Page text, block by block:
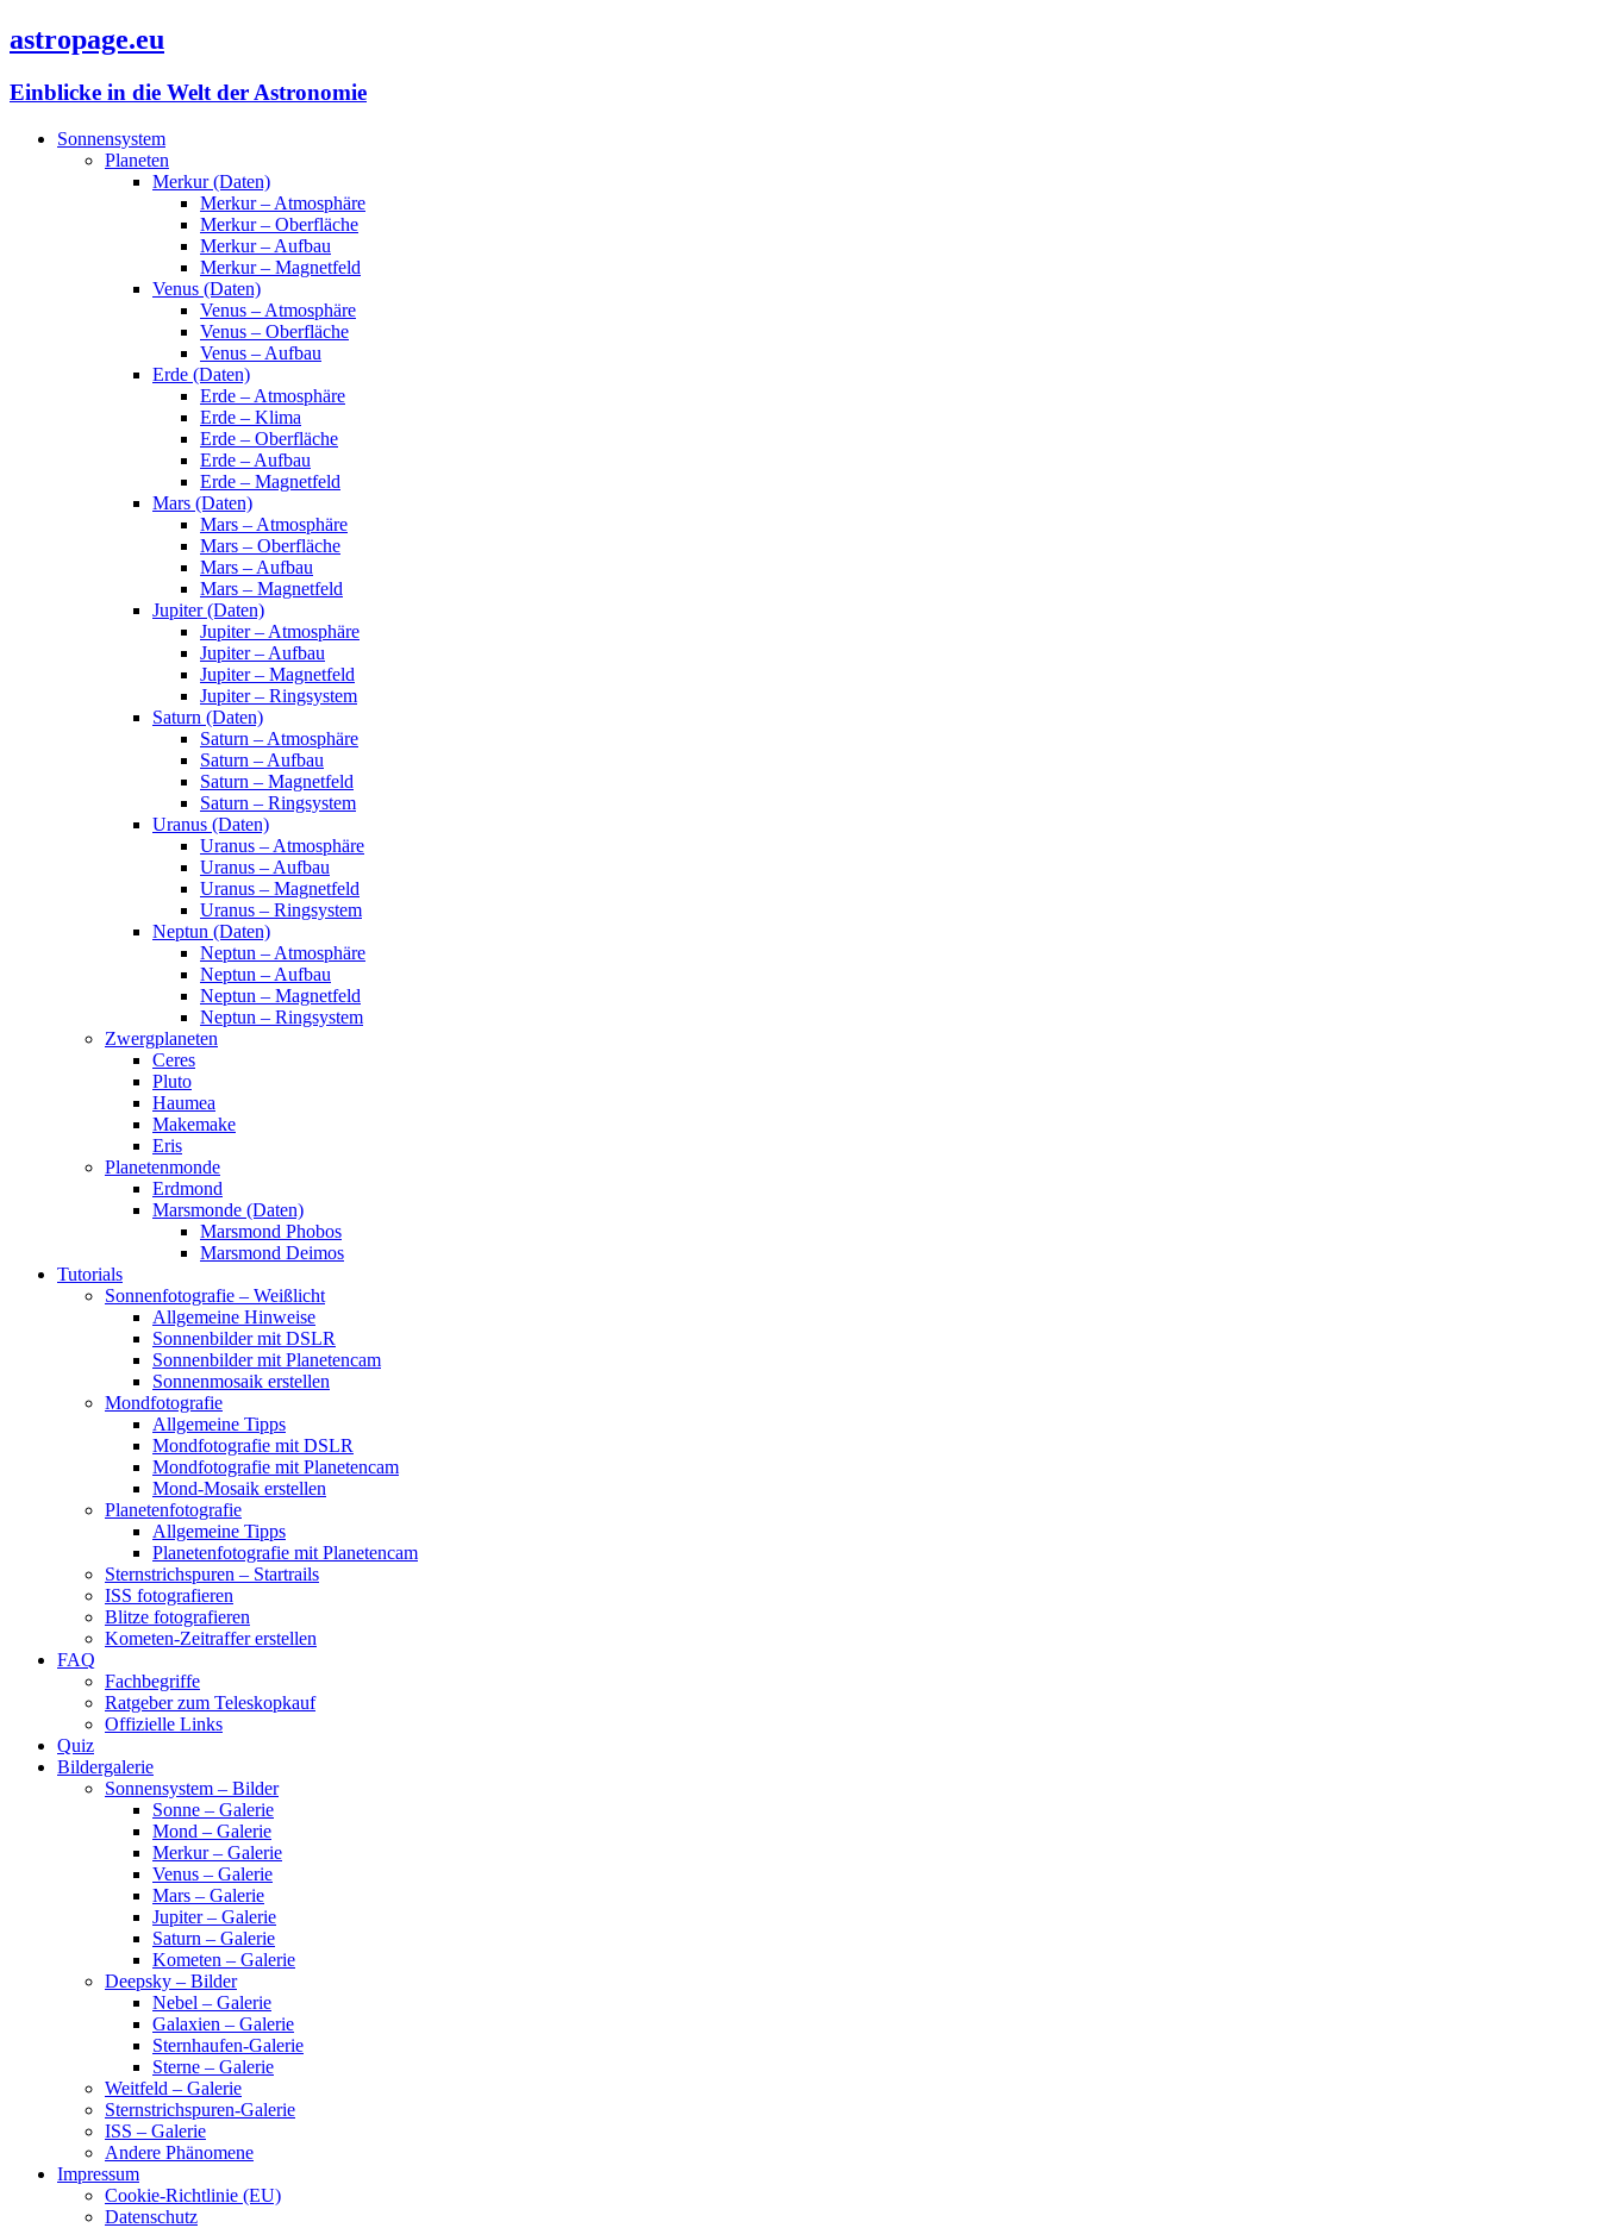
astropage.eu
Einblicke in die Welt der Astronomie
Sonnensystem
Planeten
Merkur (Daten)
Merkur – Atmosphäre
Merkur – Oberfläche
Merkur – Aufbau
Merkur – Magnetfeld
Venus (Daten)
Venus – Atmosphäre
Venus – Oberfläche
Venus – Aufbau
Erde (Daten)
Erde – Atmosphäre
Erde – Klima
Erde – Oberfläche
Erde – Aufbau
Erde – Magnetfeld
Mars (Daten)
Mars – Atmosphäre
Mars – Oberfläche
Mars – Aufbau
Mars – Magnetfeld
Jupiter (Daten)
Jupiter – Atmosphäre
Jupiter – Aufbau
Jupiter – Magnetfeld
Jupiter – Ringsystem
Saturn (Daten)
Saturn – Atmosphäre
Saturn – Aufbau
Saturn – Magnetfeld
Saturn – Ringsystem
Uranus (Daten)
Uranus – Atmosphäre
Uranus – Aufbau
Uranus – Magnetfeld
Uranus – Ringsystem
Neptun (Daten)
Neptun – Atmosphäre
Neptun – Aufbau
Neptun – Magnetfeld
Neptun – Ringsystem
Zwergplaneten
Ceres
Pluto
Haumea
Makemake
Eris
Planetenmonde
Erdmond
Marsmonde (Daten)
Marsmond Phobos
Marsmond Deimos
Tutorials
Sonnenfotografie – Weißlicht
Allgemeine Hinweise
Sonnenbilder mit DSLR
Sonnenbilder mit Planetencam
Sonnenmosaik erstellen
Mondfotografie
Allgemeine Tipps
Mondfotografie mit DSLR
Mondfotografie mit Planetencam
Mond-Mosaik erstellen
Planetenfotografie
Allgemeine Tipps
Planetenfotografie mit Planetencam
Sternstrichspuren – Startrails
ISS fotografieren
Blitze fotografieren
Kometen-Zeitraffer erstellen
FAQ
Fachbegriffe
Ratgeber zum Teleskopkauf
Offizielle Links
Quiz
Bildergalerie
Sonnensystem – Bilder
Sonne – Galerie
Mond – Galerie
Merkur – Galerie
Venus – Galerie
Mars – Galerie
Jupiter – Galerie
Saturn – Galerie
Kometen – Galerie
Deepsky – Bilder
Nebel – Galerie
Galaxien – Galerie
Sternhaufen-Galerie
Sterne – Galerie
Weitfeld – Galerie
Sternstrichspuren-Galerie
ISS – Galerie
Andere Phänomene
Impressum
Cookie-Richtlinie (EU)
Datenschutz